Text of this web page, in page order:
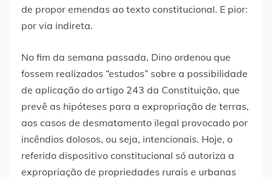
de propor emendas ao texto constitucional. E pior:
por via indireta.
No fim da semana passada, Dino ordenou que
fossem realizados “estudos” sobre a possibilidade
de aplicação do artigo 243 da Constituição, que
prevê as hipóteses para a expropriação de terras,
aos casos de desmatamento ilegal provocado por
incêndios dolosos, ou seja, intencionais. Hoje, o
referido dispositivo constitucional só autoriza a
expropriação de propriedades rurais e urbanas